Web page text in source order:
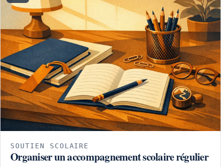
SOUTIEN SCOLAIRE
Organiser un accompagnement scolaire régulier